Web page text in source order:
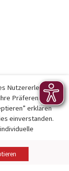
Kontakt
Nutzererlebnis
Präferenzen
erklären
einverstanden.